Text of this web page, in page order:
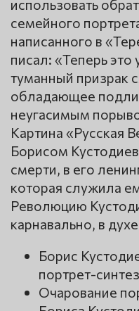
использовать
семейного
написанного в
писал: «Теперь это
туманный призрак
обладающее
неугасимым
Картина «Русская
Борисом
смерти, в его
которая служила
Революцию
карнавально, в
Борис
портрет-синтез
Очарование